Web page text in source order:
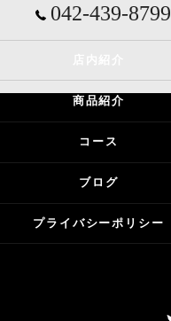
042-439-8799
商品紹介
コース
ブログ
プライバシーポリシー